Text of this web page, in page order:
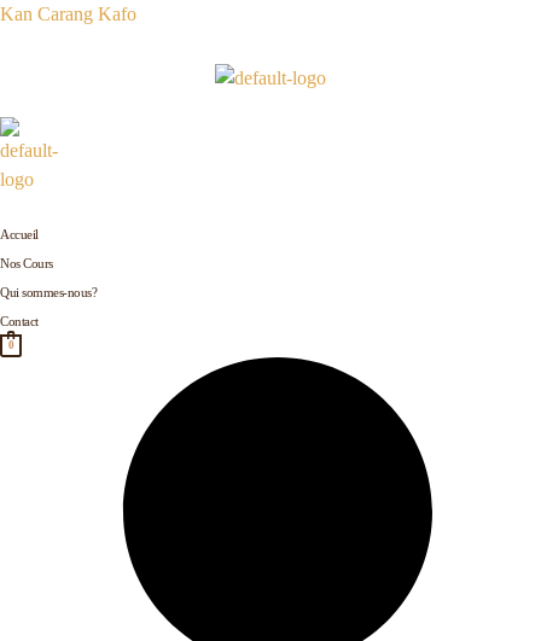
Aller
Kan Carang Kafo
Accueil
Nos Cours
Qui sommes-nous?
Contact
0